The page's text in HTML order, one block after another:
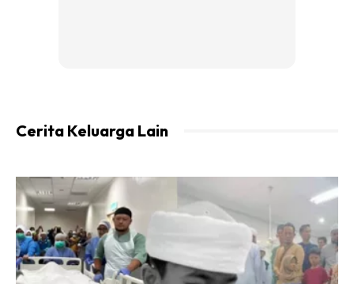
terus ambil penyapu.
Kalau tak pun pi angkat baju bila ada
baju belum berangkat.
Anak-anak ni macam tu la, kemas sini, tang sana dia
sepah.
Pagi memang rutin dia akan clear kan dapur untuk
Cerita Keluarga Lain